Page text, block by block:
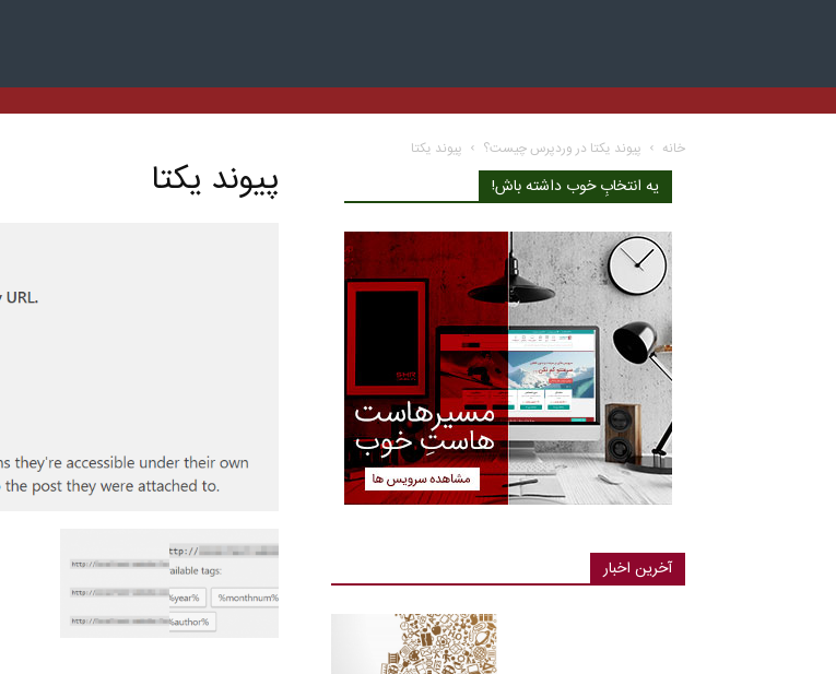
خانه پیوند یکتا در وردپرس چیست؟ پیوند یکتا
پیوند یکتا یه انتخابِ خوب داشته باش!
آخرین اخبار